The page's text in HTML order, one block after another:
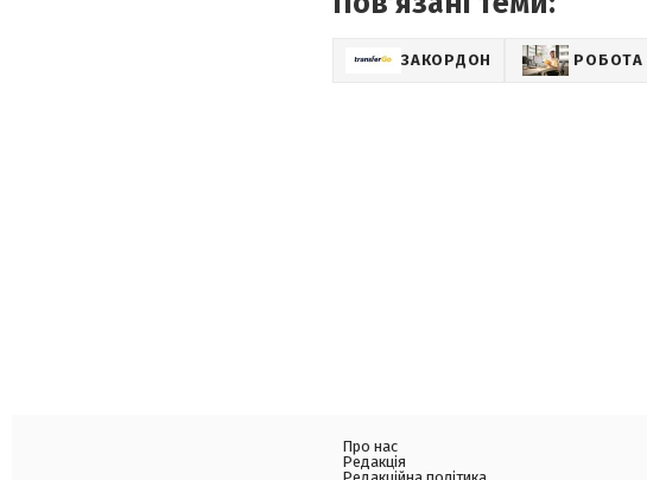
ЗАКОРДОН
Про нас
Редакція